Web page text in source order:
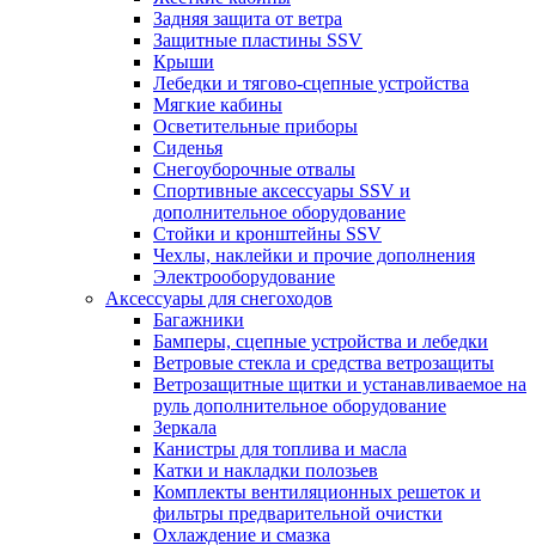
Задняя защита от ветра
Защитные пластины SSV
Крыши
Лебедки и тягово-сцепные устройства
Мягкие кабины
Осветительные приборы
Сиденья
Снегоуборочные отвалы
Спортивные аксессуары SSV и
дополнительное оборудование
Стойки и кронштейны SSV
Чехлы, наклейки и прочие дополнения
Электрооборудование
Аксессуары для снегоходов
Багажники
Бамперы, сцепные устройства и лебедки
Ветровые стекла и средства ветрозащиты
Ветрозащитные щитки и устанавливаемое на
руль дополнительное оборудование
Зеркала
Канистры для топлива и масла
Катки и накладки полозьев
Комплекты вентиляционных решеток и
фильтры предварительной очистки
Охлаждение и смазка